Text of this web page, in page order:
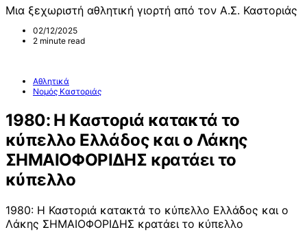
Μια ξεχωριστή αθλητική γιορτή από τον Α.Σ. Καστοριάς
02/12/2025
2 minute read
Αθλητικά
Νομός Καστοριάς
1980: Η Καστοριά κατακτά το
κύπελλο Ελλάδος και ο Λάκης
ΣΗΜΑΙΟΦΟΡΙΔΗΣ κρατάει το
κύπελλο
1980: Η Καστοριά κατακτά το κύπελλο Ελλάδος και ο
Λάκης ΣΗΜΑΙΟΦΟΡΙΔΗΣ κρατάει το κύπελλο